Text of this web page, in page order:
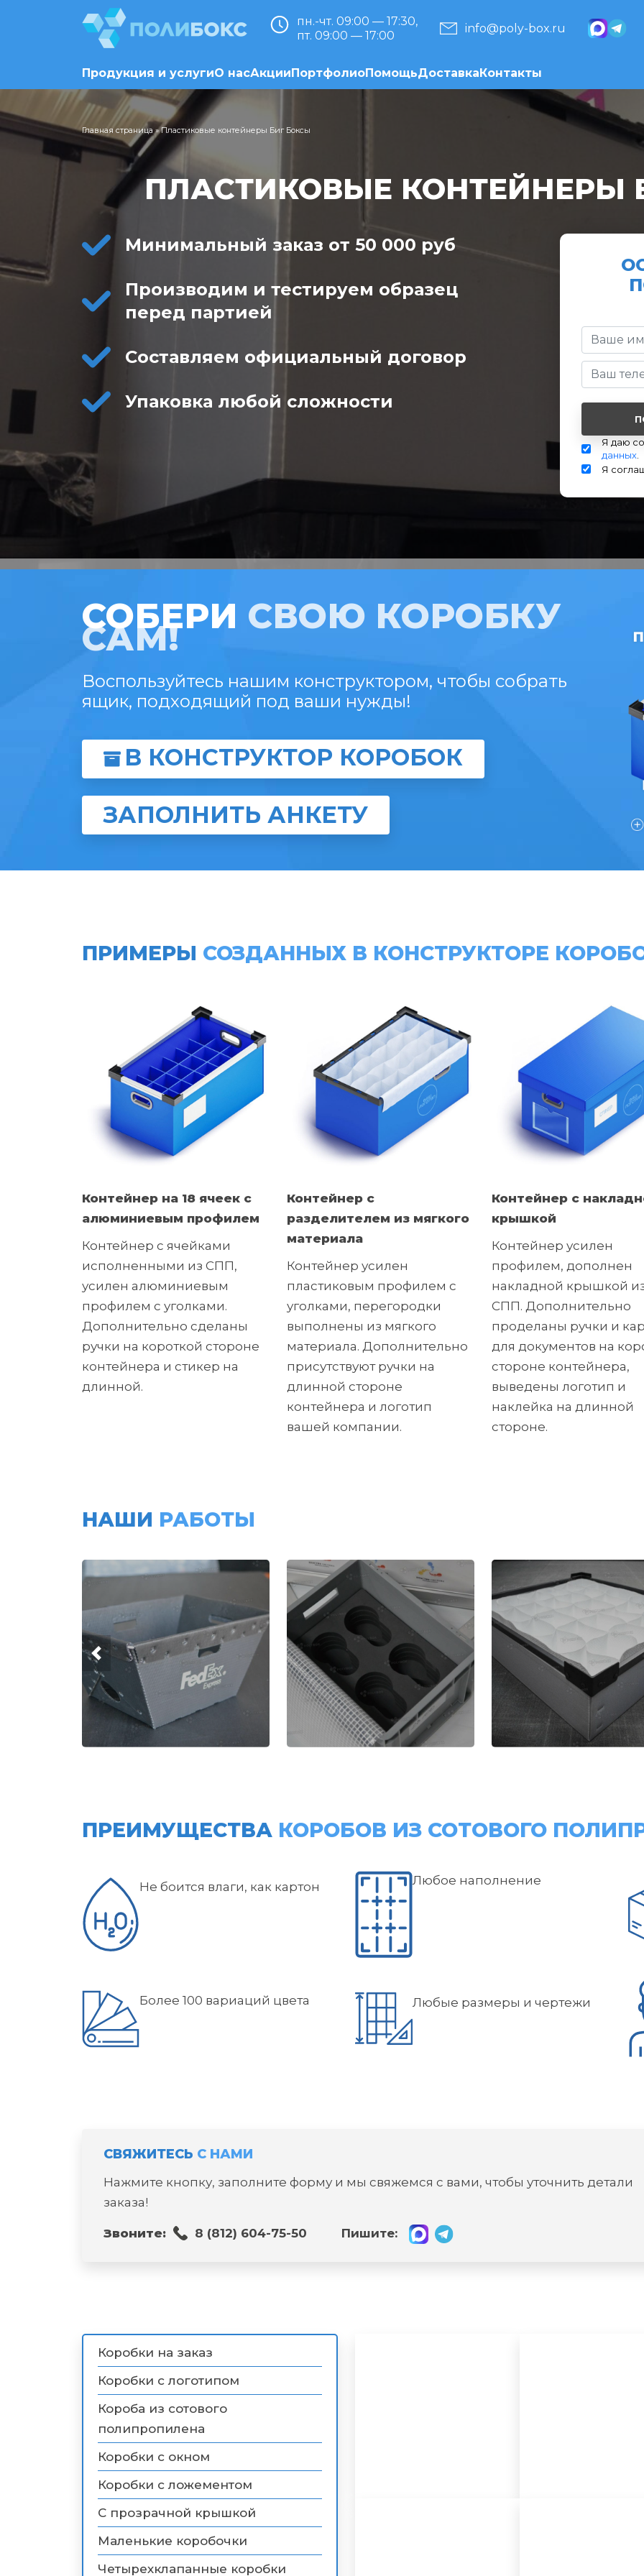
пн.-чт. 09:00 — 17:30,
пт. 09:00 — 17:00
info@poly-box.ru
Продукция и услугиО насАкцииПортфолиоПомощьДоставкаКонтакты
Главная страница »Пластиковые контейнеры Биг Боксы
ПЛАСТИКОВЫЕ КОНТЕЙНЕРЫ
Минимальный заказ от 50 000 руб
Производим и тестируем образец
перед партией
Составляем официальный договор
Упаковка любой сложности
Я даю
данных
Я
СОБЕРИ СВОЮ КОРОБКУ
САМ!
Воспользуйтесь нашим конструктором, чтобы собрать
ящик, подходящий под ваши нужды!
В КОНСТРУКТОР КОРОБОК
ЗАПОЛНИТЬ АНКЕТУ
ПРИМЕРЫ СОЗДАННЫХ В КОНСТРУКТОРЕ
Контейнер на 18 ячеек с
алюминиевым профилем
Контейнер с ячейками
исполненными из СПП,
усилен алюминиевым
профилем с уголками.
Дополнительно сделаны
ручки на короткой стороне
контейнера и стикер на
длинной.
Контейнер с
разделителем из мягкого
материала
Контейнер усилен
пластиковым профилем с
уголками, перегородки
выполнены из мягкого
материала. Дополнительно
присутствуют ручки на
длинной стороне
контейнера и логотип
вашей компании.
Контейнер с
крышкой
Контейнер усилен
профилем, дополнен
накладной крышкой
СПП. Дополнительно
проделаны ручки и
для документов на
стороне контейнера,
выведены логотип и
наклейка на длинной
стороне.
НАШИ РАБОТЫ
ПРЕИМУЩЕСТВА КОРОБОВ ИЗ СОТОВОГО
Не боится влаги, как картон Любое наполнение
Более 100 вариаций цвета Любые размеры и чертежи
СВЯЖИТЕСЬ С НАМИ
Нажмите кнопку, заполните форму и мы свяжемся с вами, чтобы уточнить детали
заказа!
Звоните: 8 (812) 604-75-50 Пишите:
Коробки на заказ
Коробки с логотипом
Короба из сотового
полипропилена
Коробки с окном
Коробки с ложементом
С прозрачной крышкой
Маленькие коробочки
Четырехклапанные коробки